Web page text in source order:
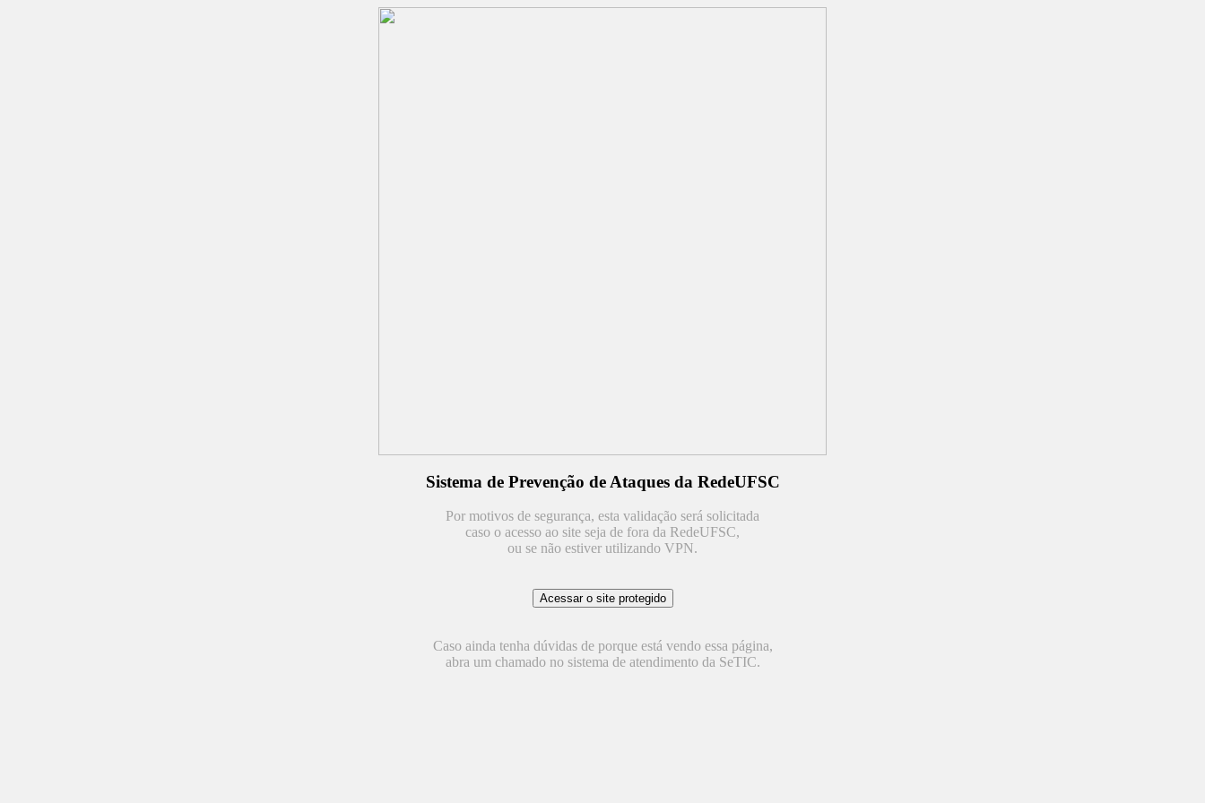
Sistema de Prevenção de Ataques da RedeUFSC
Por motivos de segurança, esta validação será solicitada
caso o acesso ao site seja de fora da RedeUFSC,
ou se não estiver utilizando VPN.
Caso ainda tenha dúvidas de porque está vendo essa página,
abra um chamado no sistema de atendimento da SeTIC.